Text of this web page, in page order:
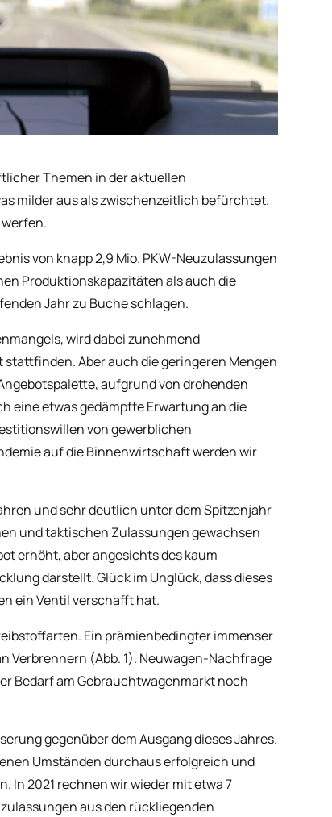
Themen in der aktuellen
milder aus als zwischenzeitlich befürchtet.
von knapp 2,9 Mio. PKW-Neuzulassungen
Produktionskapazitäten als auch die
Jahr zu Buche schlagen.
wird dabei zunehmend
Aber auch die geringeren Mengen
aufgrund von drohenden
eine etwas gedämpfte Erwartung an die
von gewerblichen
auf die Binnenwirtschaft werden wir
und sehr deutlich unter dem Spitzenjahr
und taktischen Zulassungen gewachsen
erhöht, aber angesichts des kaum
darstellt. Glück im Unglück, dass dieses
ein Ventil verschafft hat.
Ein prämienbedingter immenser
Verbrennern (Abb. 1). Neuwagen-Nachfrage
Bedarf am Gebrauchtwagenmarkt noch
gegenüber dem Ausgang dieses Jahres.
Umständen durchaus erfolgreich und
In 2021 rechnen wir wieder mit etwa 7
aus den rückliegenden